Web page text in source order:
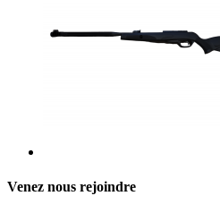
Venez nous rejoindre